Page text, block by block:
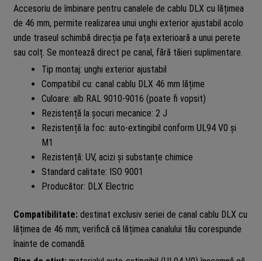
Accesoriu de îmbinare pentru canalele de cablu DLX cu lățimea
de 46 mm, permite realizarea unui unghi exterior ajustabil acolo
unde traseul schimbă direcția pe fața exterioară a unui perete
sau colț. Se montează direct pe canal, fără tăieri suplimentare.
Tip montaj: unghi exterior ajustabil
Compatibil cu: canal cablu DLX 46 mm lățime
Culoare: alb RAL 9010-9016 (poate fi vopsit)
Rezistență la șocuri mecanice: 2 J
Rezistență la foc: auto-extingibil conform UL94 V0 și
M1
Rezistență: UV, acizi și substanțe chimice
Standard calitate: ISO 9001
Producător: DLX Electric
Compatibilitate:destinat exclusiv seriei de canal cablu DLX cu
lățimea de 46 mm; verifică că lățimea canalului tău corespunde
înainte de comandă.